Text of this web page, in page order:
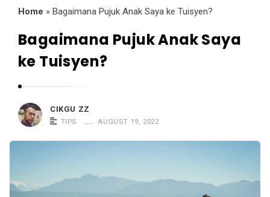
Home » Bagaimana Pujuk Anak Saya ke Tuisyen?
Bagaimana Pujuk Anak Saya
ke Tuisyen?
CIKGU ZZ
TIPS AUGUST 19, 2022